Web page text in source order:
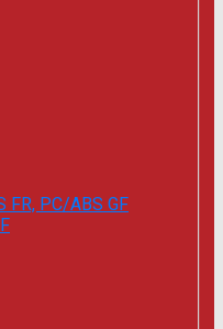
FR, PC/ABS GF